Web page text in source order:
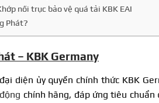
nối trục bảo vệ quá tải KBK EAI
Phát?
– KBK Germany
diện ủy quyền chính thức KBK
chính hãng, đáp ứng tiêu